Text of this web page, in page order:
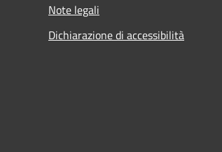
Note legali
Dichiarazione di accessibilità